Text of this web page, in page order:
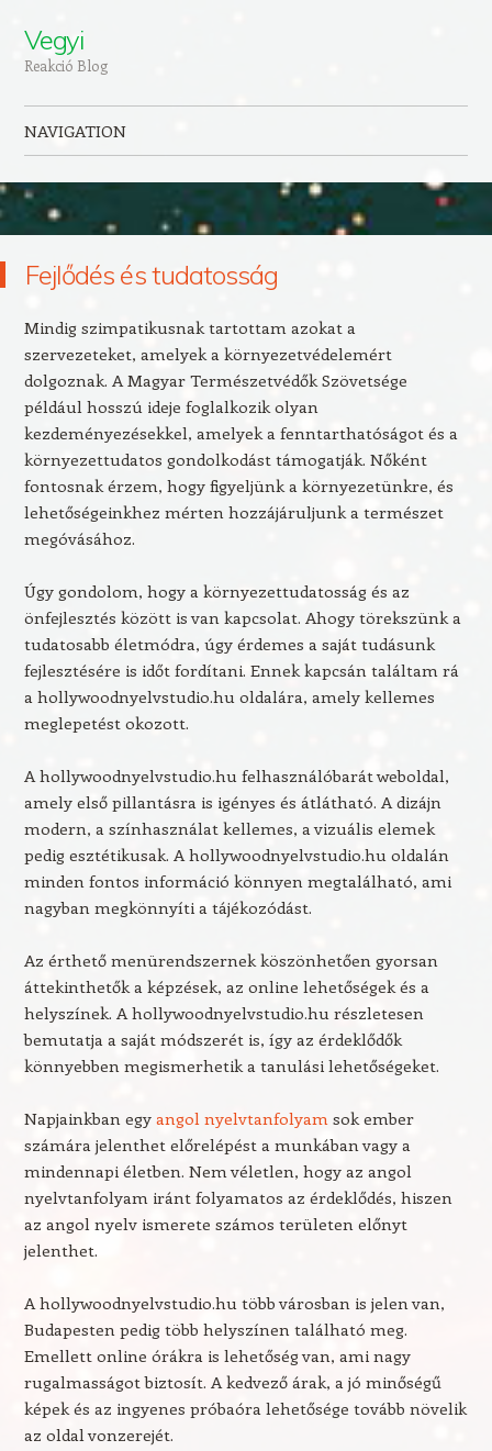
Vegyi
Reakció Blog
NAVIGATION
Fejlődés és tudatosság
Mindig szimpatikusnak tartottam azokat a
szervezeteket, amelyek a környezetvédelemért
dolgoznak. A Magyar Természetvédők Szövetsége
például hosszú ideje foglalkozik olyan
kezdeményezésekkel, amelyek a fenntarthatóságot és a
környezettudatos gondolkodást támogatják. Nőként
fontosnak érzem, hogy figyeljünk a környezetünkre, és
lehetőségeinkhez mérten hozzájáruljunk a természet
megóvásához.
Úgy gondolom, hogy a környezettudatosság és az
önfejlesztés között is van kapcsolat. Ahogy törekszünk a
tudatosabb életmódra, úgy érdemes a saját tudásunk
fejlesztésére is időt fordítani. Ennek kapcsán találtam rá
a hollywoodnyelvstudio.hu oldalára, amely kellemes
meglepetést okozott.
A hollywoodnyelvstudio.hu felhasználóbarát weboldal,
amely első pillantásra is igényes és átlátható. A dizájn
modern, a színhasználat kellemes, a vizuális elemek
pedig esztétikusak. A hollywoodnyelvstudio.hu oldalán
minden fontos információ könnyen megtalálható, ami
nagyban megkönnyíti a tájékozódást.
Az érthető menürendszernek köszönhetően gyorsan
áttekinthetők a képzések, az online lehetőségek és a
helyszínek. A hollywoodnyelvstudio.hu részletesen
bemutatja a saját módszerét is, így az érdeklődők
könnyebben megismerhetik a tanulási lehetőségeket.
Napjainkban egy angol nyelvtanfolyamsok ember
számára jelenthet előrelépést a munkában vagy a
mindennapi életben. Nem véletlen, hogy az angol
nyelvtanfolyam iránt folyamatos az érdeklődés, hiszen
az angol nyelv ismerete számos területen előnyt
jelenthet.
A hollywoodnyelvstudio.hu több városban is jelen van,
Budapesten pedig több helyszínen található meg.
Emellett online órákra is lehetőség van, ami nagy
rugalmasságot biztosít. A kedvező árak, a jó minőségű
képek és az ingyenes próbaóra lehetősége tovább növelik
az oldal vonzerejét.